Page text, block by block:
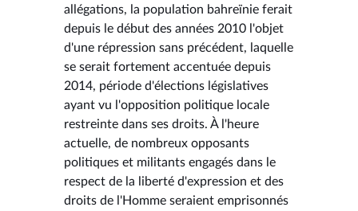
allégations, la population bahreïnie ferait
depuis le début des années 2010 l'objet
d'une répression sans précédent, laquelle
se serait fortement accentuée depuis
2014, période d'élections législatives
ayant vu l'opposition politique locale
restreinte dans ses droits. À l'heure
actuelle, de nombreux opposants
politiques et militants engagés dans le
respect de la liberté d'expression et des
droits de l'Homme seraient emprisonnés